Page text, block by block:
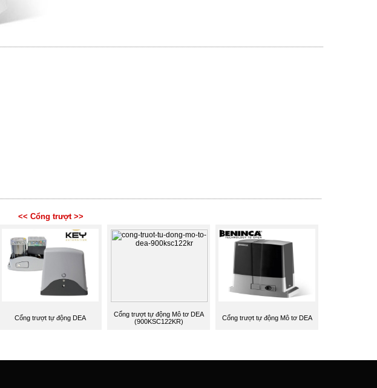
<< Cổng trượt >>
Cổng trượt tự động DEA
Cổng trượt tự động Mô tơ DEA
(900KSC122KR)
Cổng trượt tự động Mô tơ DEA